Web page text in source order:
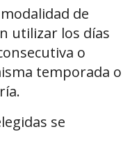
de
utilizar los días
o
temporada o
se